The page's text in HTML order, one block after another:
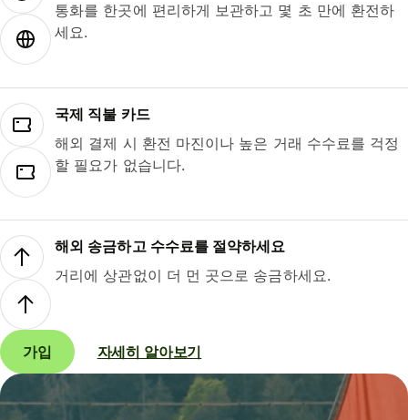
통화를 한곳에 편리하게 보관하고 몇 초 만에 환전하
세요.
국제 직불 카드
해외 결제 시 환전 마진이나 높은 거래 수수료를 걱정
할 필요가 없습니다.
해외 송금하고 수수료를 절약하세요
거리에 상관없이 더 먼 곳으로 송금하세요.
가입 자세히 알아보기